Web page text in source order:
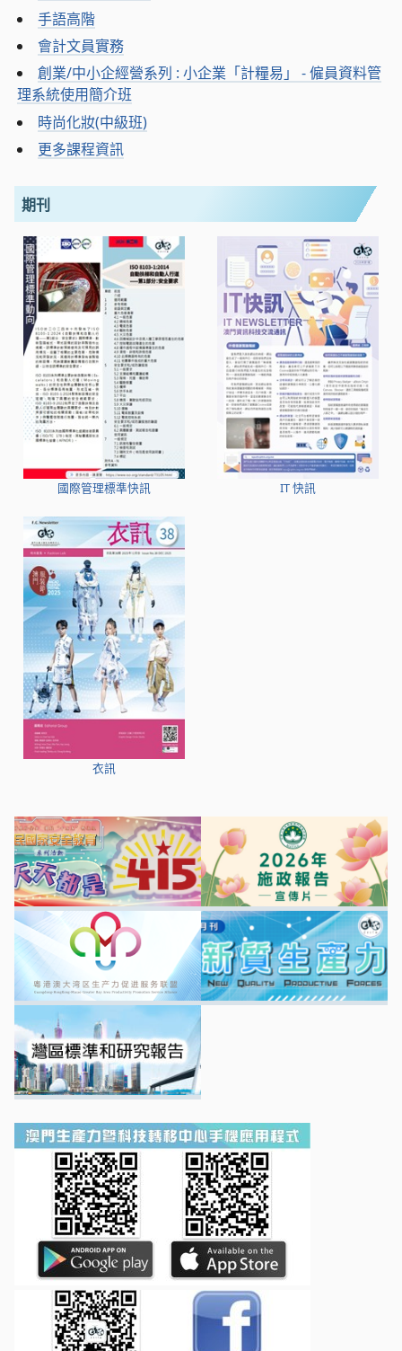
手語高階
會計文員實務
創業/中小企經營系列 : 小企業「計糧易」 - 僱員資料管
理系統使用簡介班
時尚化妝(中級班)
更多課程資訊
期刊
國際管理標準快訊 IT 快訊
衣訊